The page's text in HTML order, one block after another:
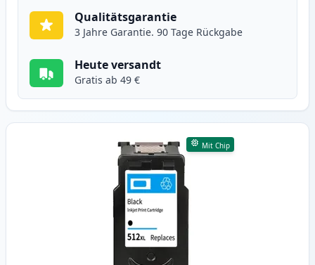
Qualitätsgarantie
3 Jahre Garantie. 90 Tage Rückgabe
Heute versandt
Gratis ab 49 €
Mit Chip